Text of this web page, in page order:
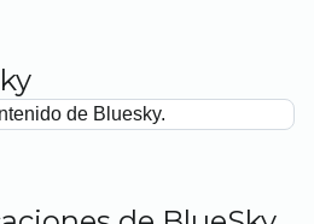
de Bluesky.